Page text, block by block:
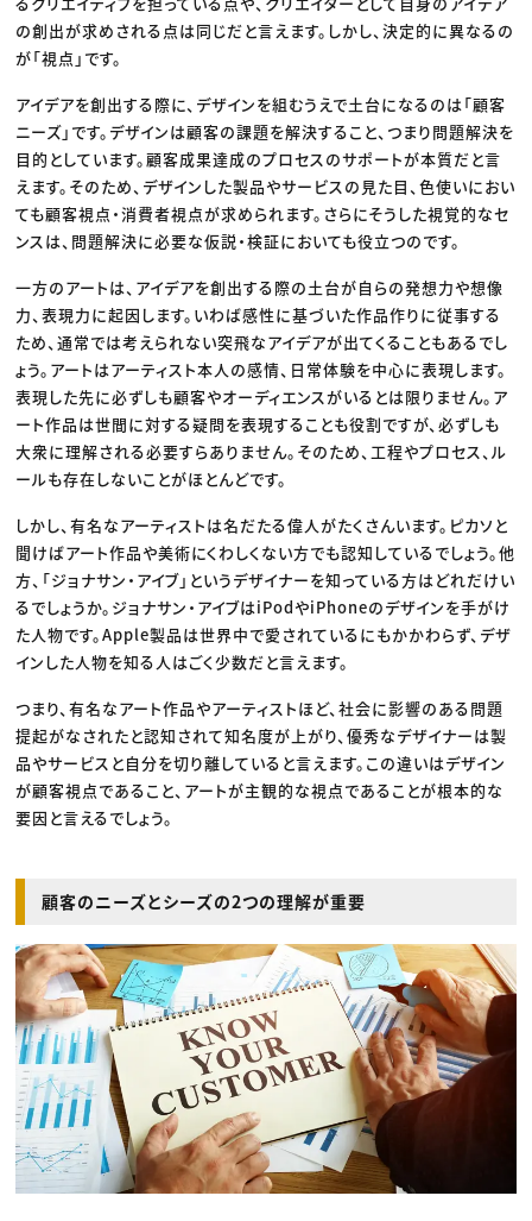
の創出が求めされる点は同じだと言えます。しかし、決定的に異なるの
が「視点」です。
アイデアを創出する際に、デザインを組むうえで土台になるのは「顧客
ニーズ」です。デザインは顧客の課題を解決すること、つまり問題解決を
目的としています。顧客成果達成のプロセスのサポートが本質だと言
えます。そのため、デザインした製品やサービスの見た目、色使いにおい
ても顧客視点・消費者視点が求められます。さらにそうした視覚的なセ
ンスは、問題解決に必要な仮説・検証においても役立つのです。
一方のアートは、アイデアを創出する際の土台が自らの発想力や想像
力、表現力に起因します。いわば感性に基づいた作品作りに従事する
ため、通常では考えられない突飛なアイデアが出てくることもあるでし
ょう。アートはアーティスト本人の感情、日常体験を中心に表現します。
表現した先に必ずしも顧客やオーディエンスがいるとは限りません。ア
ート作品は世間に対する疑問を表現することも役割ですが、必ずしも
大衆に理解される必要すらありません。そのため、工程やプロセス、ル
ールも存在しないことがほとんどです。
しかし、有名なアーティストは名だたる偉人がたくさんいます。ピカソと
聞けばアート作品や美術にくわしくない方でも認知しているでしょう。他
方、「ジョナサン・アイブ」というデザイナーを知っている方はどれだけい
るでしょうか。ジョナサン・アイブはiPodやiPhoneのデザインを手がけ
た人物です。Apple製品は世界中で愛されているにもかかわらず、デザ
インした人物を知る人はごく少数だと言えます。
つまり、有名なアート作品やアーティストほど、社会に影響のある問題
提起がなされたと認知されて知名度が上がり、優秀なデザイナーは製
品やサービスと自分を切り離していると言えます。この違いはデザイン
が顧客視点であること、アートが主観的な視点であることが根本的な
要因と言えるでしょう。
顧客のニーズとシーズの2つの理解が重要